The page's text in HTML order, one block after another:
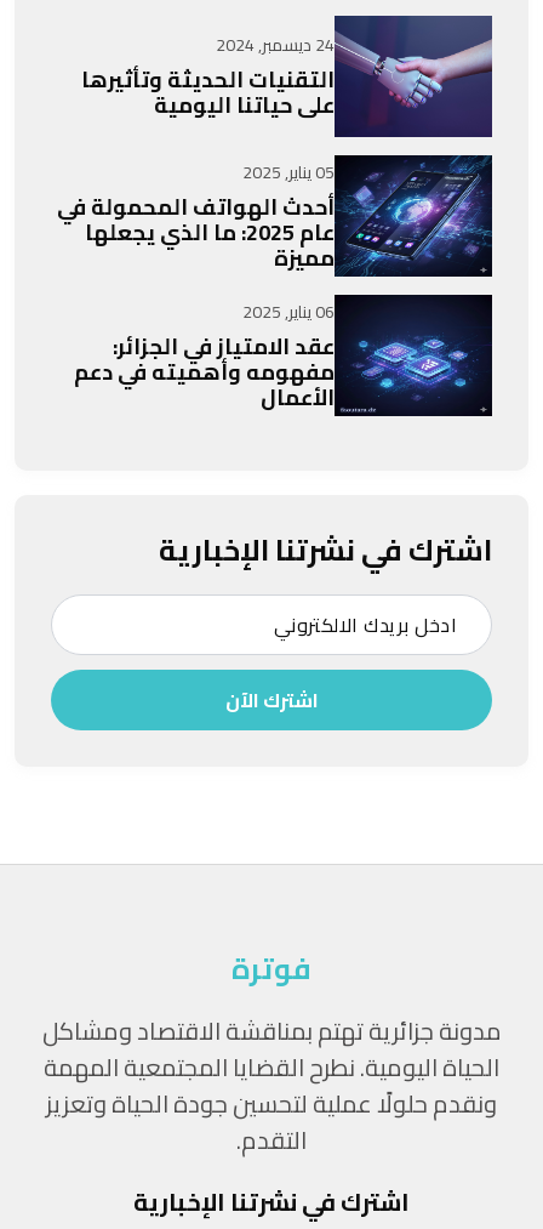
24 ديسمبر, 2024
التقنيات الحديثة وتأثيرها
على حياتنا اليومية
05 يناير, 2025
أحدث الهواتف المحمولة في
عام 2025: ما الذي يجعلها
مميزة
06 يناير, 2025
عقد الامتياز في الجزائر:
مفهومه وأهميته في دعم
الأعمال
اشترك في نشرتنا الإخبارية
اشترك الآن
فوترة
مدونة جزائرية تهتم بمناقشة الاقتصاد ومشاكل
الحياة اليومية. نطرح القضايا المجتمعية المهمة
ونقدم حلولًا عملية لتحسين جودة الحياة وتعزيز
التقدم.
اشترك في نشرتنا الإخبارية